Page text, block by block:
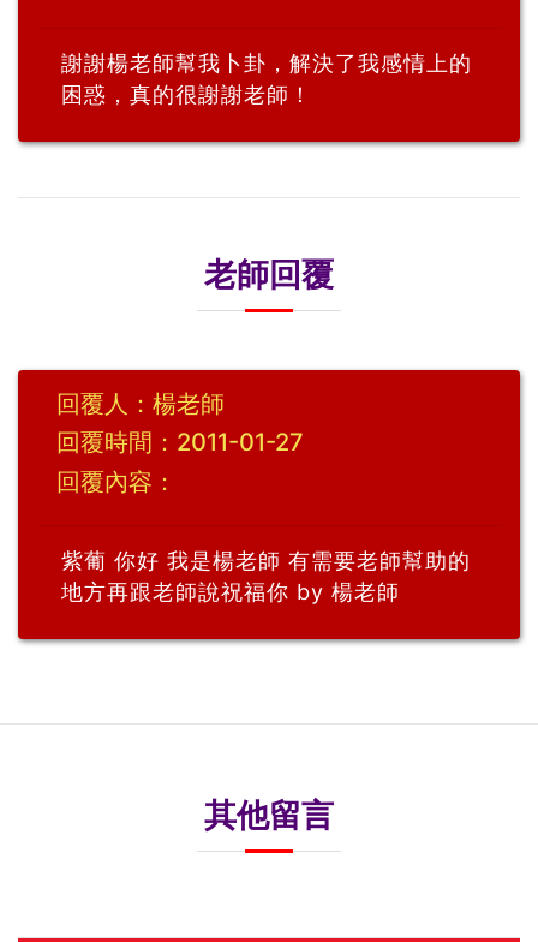
謝謝楊老師幫我卜卦，解決了我感情上的
困惑，真的很謝謝老師！
老師回覆
回覆人：楊老師
回覆時間：2011-01-27
回覆內容：
紫葡 你好 我是楊老師 有需要老師幫助的
地方再跟老師說祝福你 by 楊老師
其他留言